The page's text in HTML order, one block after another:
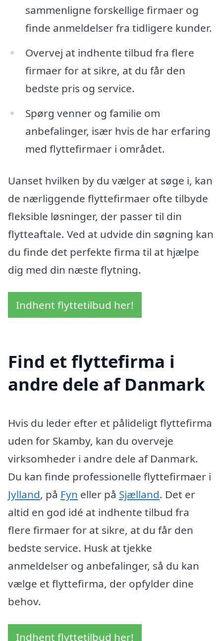
sammenligne forskellige firmaer og
finde anmeldelser fra tidligere kunder.
Overvej at indhente tilbud fra flere
firmaer for at sikre, at du får den
bedste pris og service.
Spørg venner og familie om
anbefalinger, især hvis de har erfaring
med flyttefirmaer i området.
Uanset hvilken by du vælger at søge i, kan
de nærliggende flyttefirmaer ofte tilbyde
fleksible løsninger, der passer til din
flytteaftale. Ved at udvide din søgning kan
du finde det perfekte firma til at hjælpe
dig med din næste flytning.
Indhent flyttetilbud her!
Find et flyttefirma i
andre dele af Danmark
Hvis du leder efter et pålideligt flyttefirma
uden for Skamby, kan du overveje
virksomheder i andre dele af Danmark.
Du kan finde professionelle flyttefirmaer i
Jylland, på Fyn eller på Sjælland. Det er
altid en god idé at indhente tilbud fra
flere firmaer for at sikre, at du får den
bedste service. Husk at tjekke
anmeldelser og anbefalinger, så du kan
vælge et flyttefirma, der opfylder dine
behov.
Indhent flyttetilbud her!